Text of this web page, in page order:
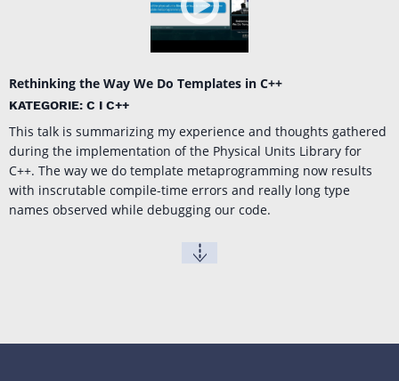
Rethinking the Way We Do Templates in C++
KATEGORIE: C I C++
This talk is summarizing my experience and thoughts gathered
during the implementation of the Physical Units Library for
C++. The way we do template metaprogramming now results
with inscrutable compile-time errors and really long type
names observed while debugging our code.